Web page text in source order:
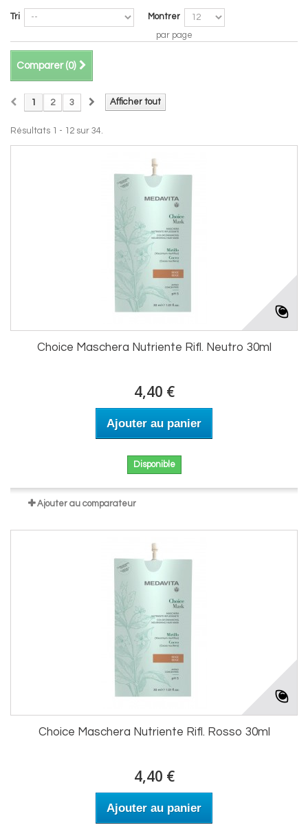
Tri
Montrer
par page
Comparer (0)
Afficher tout
1 2 3
Résultats 1 - 12 sur 34.
Choice Maschera Nutriente Rifl. Neutro 30ml
4,40 €
Ajouter au panier
Disponible
Ajouter au comparateur
Choice Maschera Nutriente Rifl. Rosso 30ml
4,40 €
Ajouter au panier